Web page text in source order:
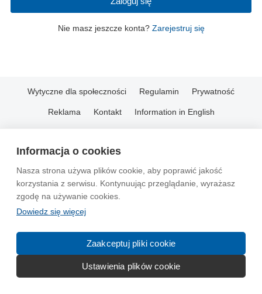
Informacja o cookies
Nasza strona używa plików cookie, aby poprawić jakość
korzystania z serwisu. Kontynuując przeglądanie, wyrażasz
zgodę na używanie cookies.
Dowiedz się więcej
Zaakceptuj pliki cookie
Ustawienia plików cookie
Nie masz jeszcze konta? Zarejestruj się
Wytyczne dla społeczności Regulamin Prywatność
Reklama Kontakt Information in English